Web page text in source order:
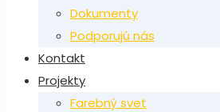
Dokumenty
Podporujú nás
Kontakt
Projekty
Farebný svet